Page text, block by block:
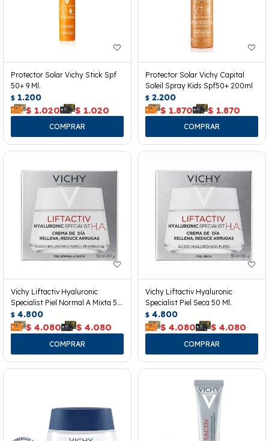
Protector Solar Vichy Stick Spf
50+ 9 Ml.
$ 1.200
$ 1.020 $ 1.020
Protector Solar Vichy Capital
Soleil Spray Kids Spf50+ 200ml
$ 2.200
$ 1.870 $ 1.870
Vichy Liftactiv Hyaluronic
Specialist Piel Normal A Mixta 50
Ml.
$ 4.800
$ 4.080 $ 4.080
Vichy Liftactiv Hyaluronic
Specialist Piel Seca 50 Ml.
$ 4.800
$ 4.080 $ 4.080